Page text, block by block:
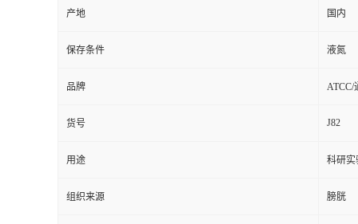
产地 国内
保存条件 液氮
品牌 ATCC/
货号 J82
用途 科研实
组织来源 膀胱